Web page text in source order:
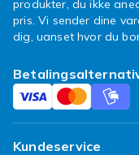
lille spids til at
facon, der føles
Materiale
Bladet på en
rustfrit stål, der
ruster, selv ved
produkter, du ikke
pris. Vi sender dine
dig, uanset hvor du
Kundeservice